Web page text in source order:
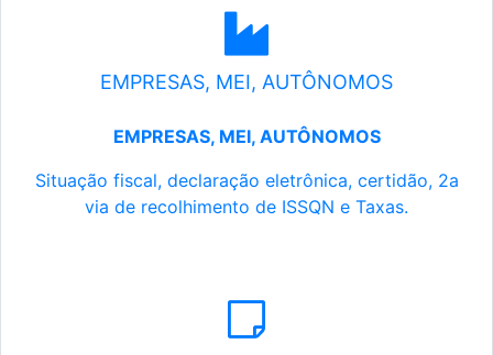
EMPRESAS, MEI, AUTÔNOMOS
EMPRESAS, MEI, AUTÔNOMOS
Situação fiscal, declaração eletrônica, certidão, 2a
via de recolhimento de ISSQN e Taxas.